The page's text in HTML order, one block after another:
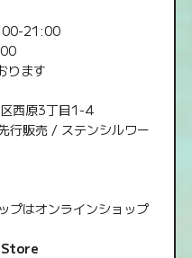
21:00
ります
原3丁目1-4
行販売 / ステンシルワー
プはオンラインショップ